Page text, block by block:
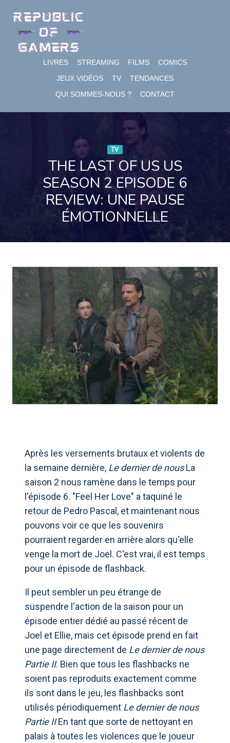
content
LIVRES STREAMING FILMS
COMICS
JEUX VIDÉOS
TV
TENDANCES
QUI SOMMES-NOUS ?
CONTACT
TV
THE LAST OF US US
SEASON 2 EPISODE 6
REVIEW: UNE PAUSE
ÉMOTIONNELLE
Après les versements brutaux et violents de
la semaine dernière, Le dernier de nousLa
saison 2 nous ramène dans le temps pour
l'épisode 6. "Feel Her Love" a taquiné le
retour de Pedro Pascal, et maintenant nous
pouvons voir ce que les souvenirs
pourraient regarder en arrière alors qu'elle
venge la mort de Joel. C'est vrai, il est temps
pour un épisode de flashback.
Il peut sembler un peu étrange de
suspendre l'action de la saison pour un
épisode entier dédié au passé récent de
Joel et Ellie, mais cet épisode prend en fait
une page directement de Le dernier de nous
Partie II. Bien que tous les flashbacks ne
soient pas reproduits exactement comme
ils sont dans le jeu, les flashbacks sont
utilisés périodiquement Le dernier de nous
Partie IIEn tant que sorte de nettoyant en
palais à toutes les violences que le joueur